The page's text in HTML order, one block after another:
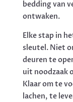
bedding van
ontwaken.
Elke stap in
sleutel. Niet
deuren te
uit noodzaak
Klaar om te
lachen, te